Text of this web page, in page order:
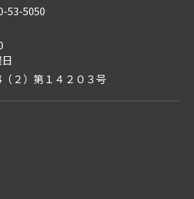
53-5050
２）第１４２０３号